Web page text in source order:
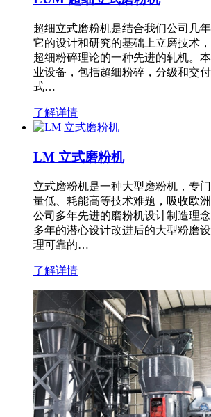
超细立式磨粉机是结合我们公司几
它的设计和研究的基础上立磨技术
超细粉碎理论的一种先进的轧机。
业设备，包括超细粉碎，分级和交
式…
了解详情
LM 立式磨粉机
立式磨粉机是一种大型磨粉机，专
量低、耗能高等技术难题，吸收欧
公司多年先进的磨粉机设计制造理
多年的潜心设计改进后的大型粉磨
理可靠的…
了解详情